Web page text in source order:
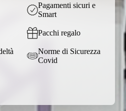
Pagamenti sicuri e
Smart
Pacchi regalo
Norme di Sicurezza
Covid